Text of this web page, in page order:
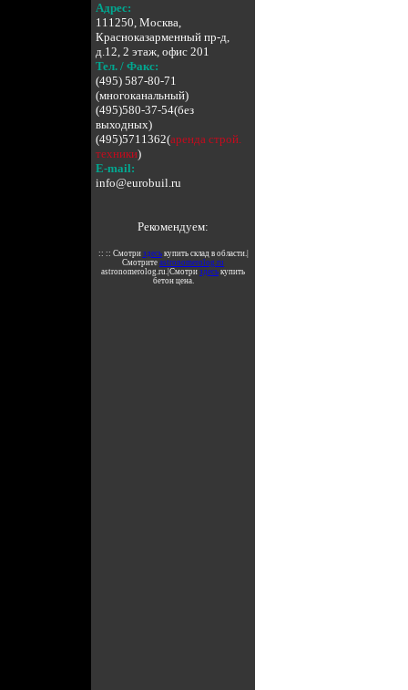
Адрес:
111250, Москва,
Красноказарменный пр-д,
д.12, 2 этаж, офис 201
Тел. / Факс:
(495) 587-80-71
(многоканальный)
(495)580-37-54(без
выходных)
(495)5711362(аренда строй.
техники)
E-mail:
info@eurobuil.ru
Рекомендуем:
:: :: Смотри здеськупить склад в области.|
Смотрите astronomerolog.ru
astronomerolog.ru.|Смотри здесь купить
бетон цена.